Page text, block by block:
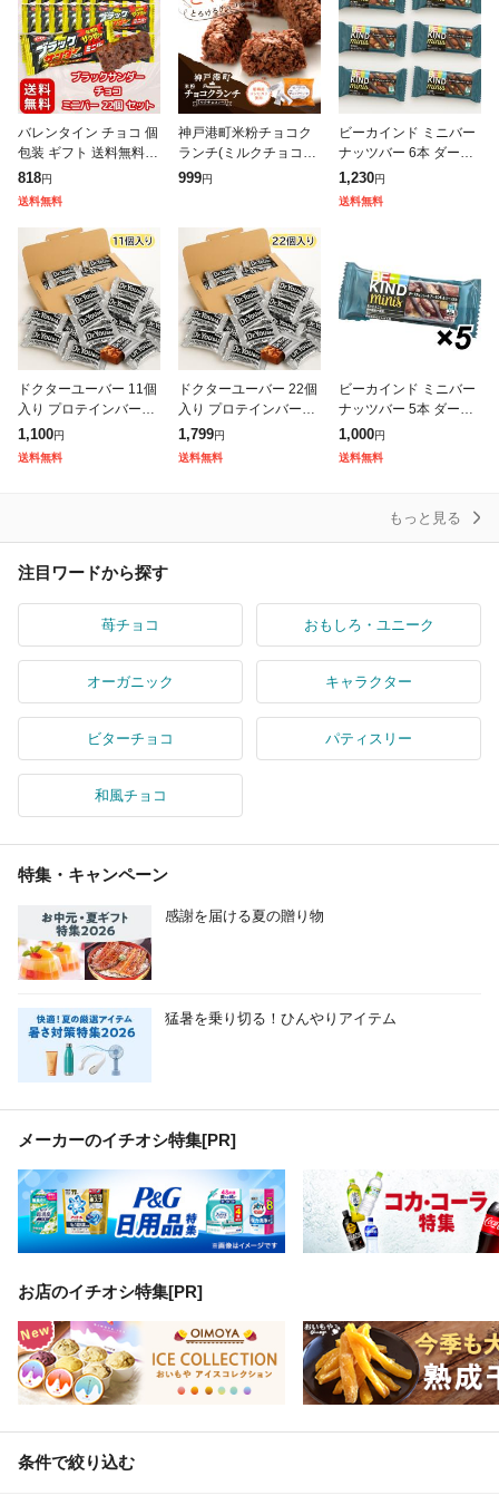
バレンタイン チョコ 個
包装 ギフト 送料無料
ブラックサンダー チョ
コ ミニバー 22個 約264
818円
送料無料
神戸港町米粉チョコク
ランチ(ミルクチョコレ
ート)新潟県産コシヒカ
インスタ映え ス
999円
ビーカインド ミニバー
ナッツバー 6本 ダーク
チョコレート &シーソ
ルト (食品ビーカインド
1,230円
送料無料
ドクターユーバー 11個
入り プロテインバー
(食品Dr.YouBar11 )チョ
コレート チョコ ナッツ
1,100円
送料無料
ドクターユーバー 22個
入り プロテインバー
(食品Dr.YouBar22 )チョ
コレート チョコ ナッツ
1,799円
送料無料
ビーカインド ミニバー
ナッツバー 5本 ダーク
チョコレート &シーソ
ルト (食品ビーカインド
1,000円
送料無料
もっと見る
注目ワードから探す
苺チョコ おもしろ・ユニーク
オーガニック キャラクター
ビターチョコ パティスリー
和風チョコ
特集・キャンペーン
感謝を届ける夏の贈り物
猛暑を乗り切る！ひんやりアイテム
メーカーのイチオシ特集[PR]
お店のイチオシ特集[PR]
条件で絞り込む